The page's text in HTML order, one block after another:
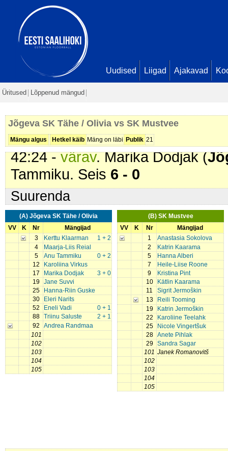
Uudised Liigad Ajakavad
Üritused Lõppenud mängud
Jõgeva SK Tähe / Olivia vs SK Mustvee
Mängu algus Hetkel käib Mäng on läbi Publik 21
06:24 -
värav
Klaarman. Seis
23:23 -värav
Triinu Saluste. Seis 3 - 0
25:04 -värav. Marika Dodjak (
36:48 -värav. Triinu Saluste (
Vadi. Seis5 - 0
42:24 -värav. Marika Dodjak (
Tammiku. Seis 6 - 0
Suurenda
(A) Jõgeva SK Tähe / Olivia
VV
K Nr
Mängijad
3
1 + 2
Kerttu Klaarman
4
Maarja-Liis Reial
5
0 + 2
Anu Tammiku
12
Karoliina Virkus
17
3 + 0
Marika Dodjak
19 Jane Suvvi
25
Hanna-Riin Guske
30
Eleri Narits
52
0 + 1
Eneli Vadi
88
2 + 1
Triinu Saluste
92
Andrea Randmaa
101
102
103
104
105
(B) SK Mustvee
VV
K Nr
Mängijad
1
Anastasia Sokolova
2
Katrin Kaarama
5
Hanna Alberi
7
Heile-Liise Roone
9
Kristina Pint
10
Kätlin Kaarama
11
Sigrit Jermoškin
13
Reili Tooming
19
Katrin Jermoškin
22
Karoliine Teelahk
25
Nicole Vingertšuk
28
Anete Pihlak
29
Sandra Sagar
101 Janek Romanovitš
102
103
104
105